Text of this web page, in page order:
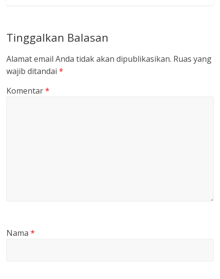
Tinggalkan Balasan
Alamat email Anda tidak akan dipublikasikan. Ruas yang
wajib ditandai*
Komentar*
Nama*